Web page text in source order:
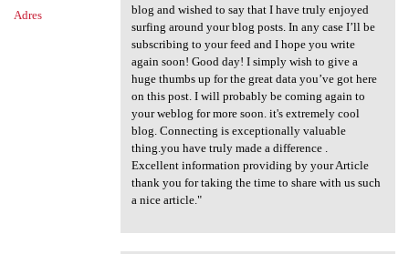
Adres
blog and wished to say that I have truly enjoyed
surfing around your blog posts. In any case I’ll be
subscribing to your feed and I hope you write
again soon! Good day! I simply wish to give a
huge thumbs up for the great data you’ve got here
on this post. I will probably be coming again to
your weblog for more soon. it's extremely cool
blog. Connecting is exceptionally valuable
thing.you have truly made a difference .
Excellent information providing by your Article
thank you for taking the time to share with us such
a nice article."